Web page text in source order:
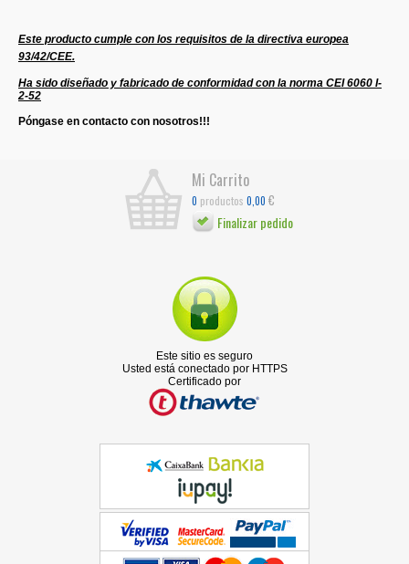
​Este producto cumple con los requisitos de la directiva europea
93/42/CEE.
Ha sido diseñado y fabricado de conformidad con la norma CEI 6060 I-
2-52
​Póngase en contacto con nosotros!!!
Mi Carrito
0 productos 0,00 €
Finalizar pedido
Este sitio es seguro
Usted está conectado por HTTPS
Certificado por